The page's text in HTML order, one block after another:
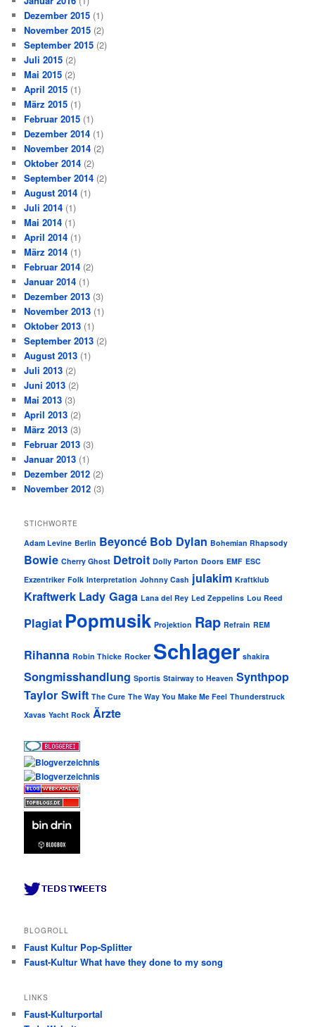
Dezember 2015 (1)
November 2015 (2)
September 2015 (2)
Juli 2015 (2)
Mai 2015 (2)
April 2015 (1)
März 2015 (1)
Februar 2015 (1)
Dezember 2014 (1)
November 2014 (2)
Oktober 2014 (2)
September 2014 (2)
August 2014 (1)
Juli 2014 (1)
Mai 2014 (1)
April 2014 (1)
März 2014 (1)
Februar 2014 (2)
Januar 2014 (1)
Dezember 2013 (3)
November 2013 (1)
Oktober 2013 (1)
September 2013 (2)
August 2013 (1)
Juli 2013 (2)
Juni 2013 (2)
Mai 2013 (3)
April 2013 (2)
März 2013 (3)
Februar 2013 (3)
Januar 2013 (1)
Dezember 2012 (2)
November 2012 (3)
STICHWORTE
Adam Levine Berlin Beyoncé Bob Dylan Bohemian Rhapsody
Bowie Cherry Ghost Detroit Dolly Parton Doors EMF ESC
Exzentriker Folk Interpretation Johnny Cash julakim Kraftklub
Kraftwerk Lady Gaga Lana del Rey Led Zeppelins Lou Reed
Plagiat Popmusik Projektion Rap Refrain REM
Rihanna Robin Thicke Rocker Schlager shakira
Songmisshandlung Sportis Stairway to Heaven Synthpop
Taylor Swift The Cure The Way You Make Me Feel Thunderstruck
Xavas Yacht Rock Ärzte
BLOGROLL
Faust Kultur Pop-Splitter
Faust-Kultur What have they done to my song
LINKS
Faust-Kulturportal